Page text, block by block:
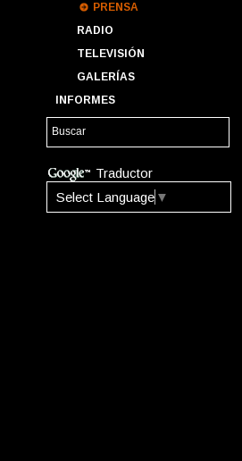
PRENSA
RADIO
TELEVISIÓN
GALERÍAS
INFORMES
Traductor
Select Language ▼